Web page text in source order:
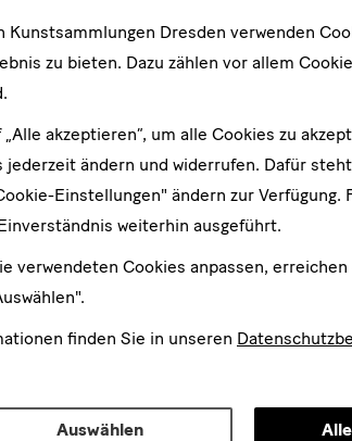
van Mensch
Assistenz:
Jakob
berlin
Kunstsammlungen Dresden verwenden
zu bieten. Dazu zählen vor allem
akzeptieren“, um alle Cookies zu
jederzeit ändern und widerrufen. Dafür
Einstellungen" ändern zur Verfügung.
weiterhin ausgeführt.
verwendeten Cookies anpassen,
finden Sie in unseren
Auswählen